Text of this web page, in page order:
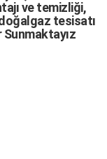
ve temizliği,
oğalgaz tesisatı